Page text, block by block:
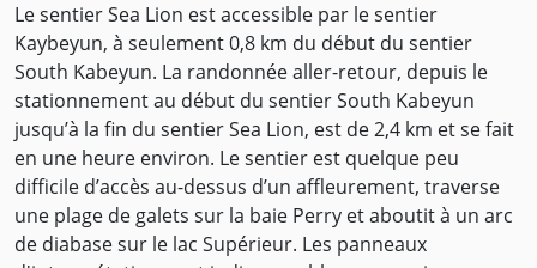
Le sentier Sea Lion est accessible par le sentier
Kaybeyun, à seulement 0,8 km du début du sentier
South Kabeyun. La randonnée aller-retour, depuis le
stationnement au début du sentier South Kabeyun
jusqu’à la fin du sentier Sea Lion, est de 2,4 km et se fait
en une heure environ. Le sentier est quelque peu
difficile d’accès au-dessus d’un affleurement, traverse
une plage de galets sur la baie Perry et aboutit à un arc
de diabase sur le lac Supérieur. Les panneaux